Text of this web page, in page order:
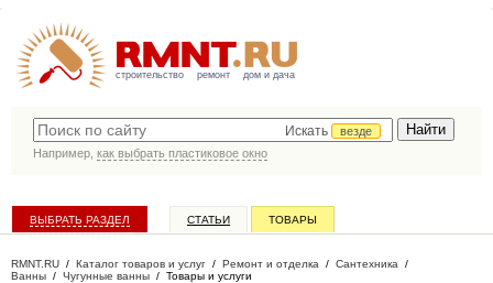
строительство ремонт дом и дача
Искать
везде
Например, как выбрать пластиковое окно
ВЫБРАТЬ РАЗДЕЛ СТАТЬИ ТОВАРЫ
RMNT.RU / Каталог товаров и услуг / Ремонт и отделка / Сантехника /
Ванны / Чугунные ванны / Товары и услуги